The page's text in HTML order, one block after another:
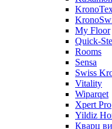
My Floor
Quick-
Rooms
Sensa
Swiss
Vitality
Wiparqet
Xpert Pro
Yildiz
Кварц